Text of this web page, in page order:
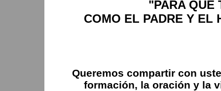
"PARA QUE
COMO EL PADRE Y EL
Queremos compartir con
formación, la oración y la